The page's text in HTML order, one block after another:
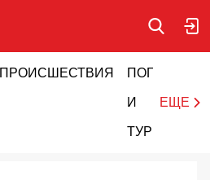
ПРОИСШЕСТВИЯ ПОГОДА
И
ТУРИЗМ
ЕЩЕ